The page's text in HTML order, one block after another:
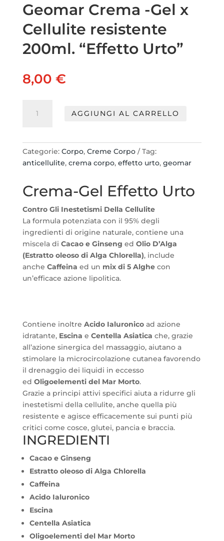
Geomar Crema -Gel x
Cellulite resistente
200ml. “Effetto Urto”
8,00 €
Crema
x
Cellulite
200ml.
"Effetto
Urto"
quantità
AGGIUNGI AL CARRELLO
Categorie: Corpo, Creme Corpo
Tag:
anticellulite, crema corpo, effetto urto, geomar
Crema-Gel Effetto Urto
Contro Gli Inestetismi Della Cellulite
La formula potenziata con il 95% degli
ingredienti di origine naturale, contiene una
miscela di Cacao e Ginseng ed Olio D’Alga
(Estratto oleoso di Alga Chlorella), include
anche Caffeina ed un mix di 5 Alghecon
un’efficace azione lipolitica.
Contiene inoltre Acido Ialuronicoad azione
idratante, Escina e Centella Asiatica che, grazie
all’azione sinergica del massaggio, aiutano a
stimolare la microcircolazione cutanea favorendo
il drenaggio dei liquidi in eccesso
ed Oligoelementi del Mar Morto.
Grazie a principi attivi specifici aiuta a ridurre gli
inestetismi della cellulite, anche quella più
resistente e agisce efficacemente sui punti più
critici come cosce, glutei, pancia e braccia.
INGREDIENTI
Cacao e Ginseng
Estratto oleoso di Alga Chlorella
Caffeina
Acido Ialuronico
Escina
Centella Asiatica
Oligoelementi del Mar Morto